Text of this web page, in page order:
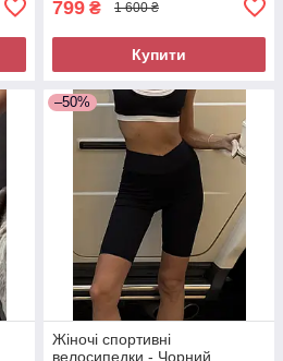
799 ₴ 1 600 ₴
Купити
–50%
Жіночі спортивні
велосипедки - Чорний